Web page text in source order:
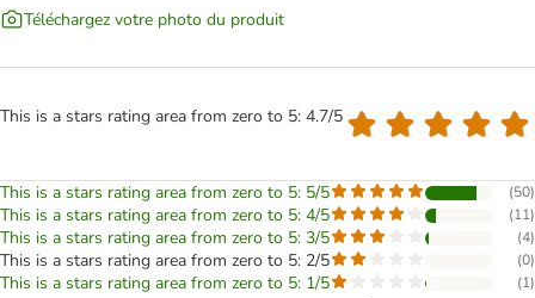
Téléchargez votre photo du produit
This is a stars rating area from zero to 5: 4.7/5
This is a stars rating area from zero to 5: 5/5 (50)
This is a stars rating area from zero to 5: 4/5 (11)
This is a stars rating area from zero to 5: 3/5 (4)
This is a stars rating area from zero to 5: 2/5 (0)
This is a stars rating area from zero to 5: 1/5 (1)